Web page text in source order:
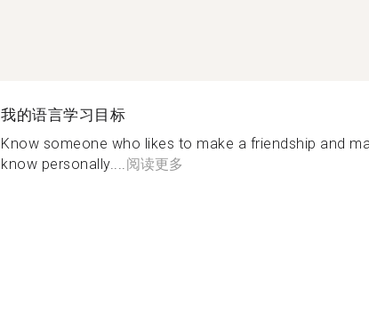
我的语言学习目标
Know someone who likes to make a friendship and
know personally.... 阅读更多